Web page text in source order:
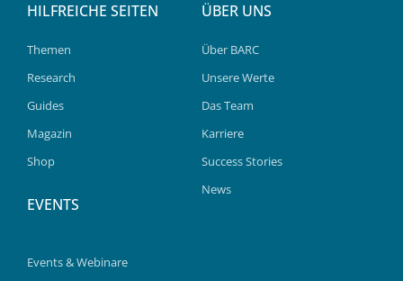
HILFREICHE SEITEN
Themen
Research
Guides
Magazin
Shop
EVENTS
Events & Webinare
ÜBER UNS
Über BARC
Unsere Werte
Das Team
Karriere
Success Stories
News